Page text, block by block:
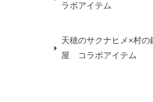
ラボアイテム
天穂のサクナヒメ×村の
屋 コラボアイテム